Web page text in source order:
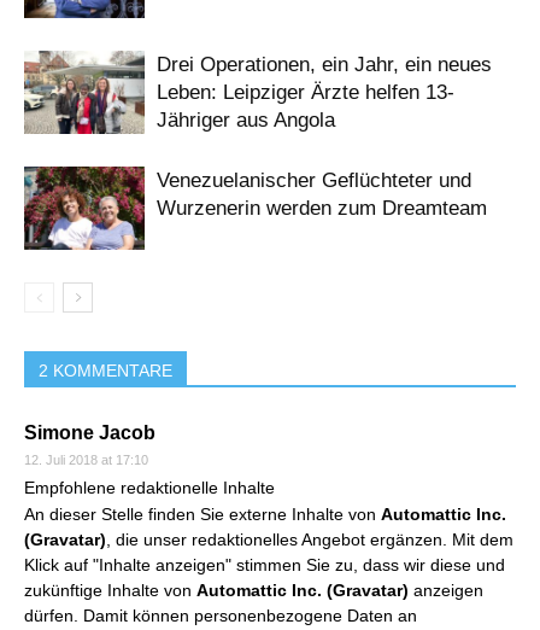
Drei Operationen, ein Jahr, ein neues
Leben: Leipziger Ärzte helfen 13-
Jähriger aus Angola
Venezuelanischer Geflüchteter und
Wurzenerin werden zum Dreamteam
2 KOMMENTARE
Simone Jacob
12. Juli 2018 at 17:10
Empfohlene redaktionelle Inhalte
An dieser Stelle finden Sie externe Inhalte von Automattic Inc.
(Gravatar), die unser redaktionelles Angebot ergänzen. Mit dem
Klick auf "Inhalte anzeigen" stimmen Sie zu, dass wir diese und
zukünftige Inhalte von Automattic Inc. (Gravatar) anzeigen
dürfen. Damit können personenbezogene Daten an